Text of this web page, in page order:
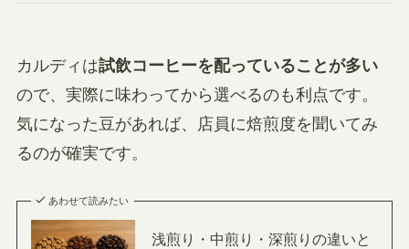
カルディは試飲コーヒーを配っていることが多い
ので、実際に味わってから選べるのも利点です。
気になった豆があれば、店員に焙煎度を聞いてみ
るのが確実です。
あわせて読みたい
浅煎り・中煎り・深煎りの違いと